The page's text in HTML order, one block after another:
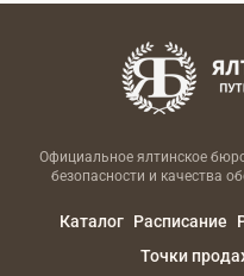
Официальное ялтинское
безопасности и качества
Каталог Расписание
Точки